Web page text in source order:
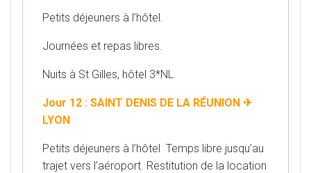
Petits déjeuners à l’hôtel.
Journées et repas libres.
Nuits à St Gilles, hôtel 3*NL.
Jour 12 : SAINT DENIS DE LA RÉUNION ✈
LYON
Petits déjeuners à l’hôtel Temps libre jusqu’au
trajet vers l’aéroport. Restitution de la location